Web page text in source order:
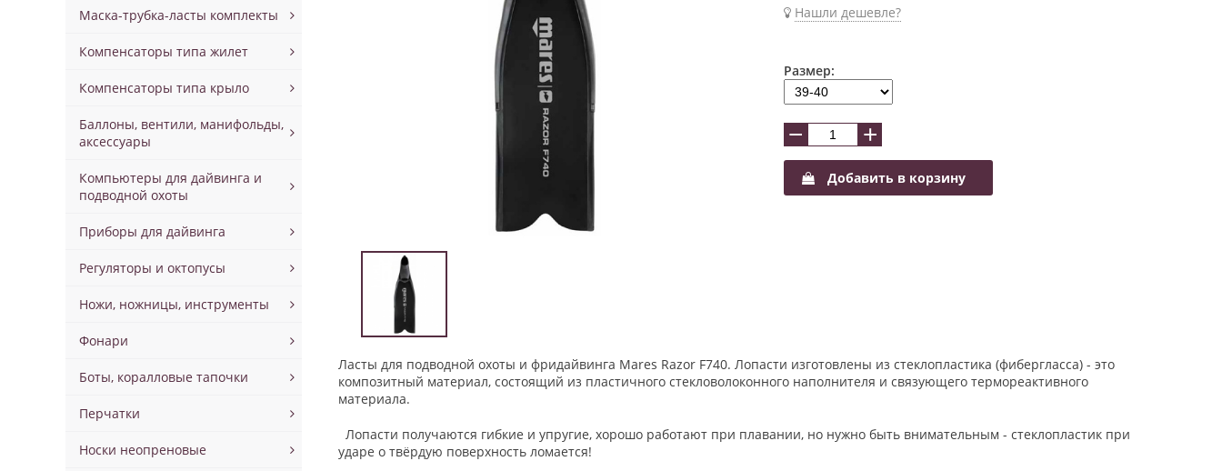
Маска-трубка-ласты комплекты
Компенсаторы типа жилет
Компенсаторы типа крыло
Баллоны, вентили, манифольды,
аксессуары
Компьютеры для дайвинга и
подводной охоты
Приборы для дайвинга
Регуляторы и октопусы
Ножи, ножницы, инструменты
Фонари
Боты, коралловые тапочки
Перчатки
Носки неопреновые
Нашли дешевле?
Размер:
− +
Добавить в корзину
Ласты для подводной охоты и фридайвинга Mares Razor F740. Лопасти изготовлены из стеклопластика (фибергласса) - это
композитный материал, состоящий из пластичного стекловолоконного наполнителя и связующего термореактивного
материала.
Лопасти получаются гибкие и упругие, хорошо работают при плавании, но нужно быть внимательным - стеклопластик при
ударе о твёрдую поверхность ломается!